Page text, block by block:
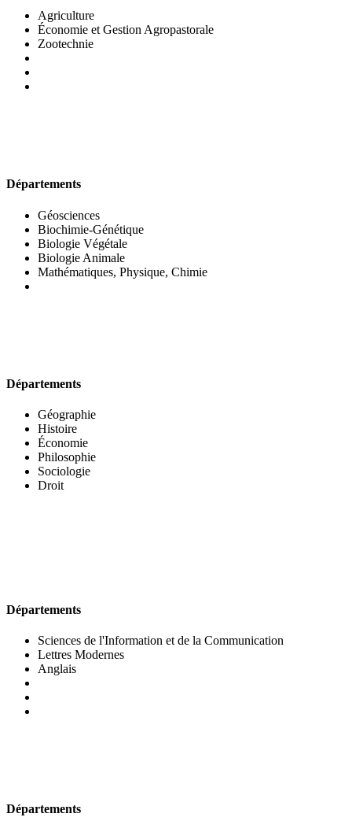
Agriculture
Économie et Gestion Agropastorale
Zootechnie
Départements
Géosciences
Biochimie-Génétique
Biologie Végétale
Biologie Animale
Mathématiques, Physique, Chimie
Départements
Géographie
Histoire
Économie
Philosophie
Sociologie
Droit
Départements
Sciences de l'Information et de la Communication
Lettres Modernes
Anglais
Départements